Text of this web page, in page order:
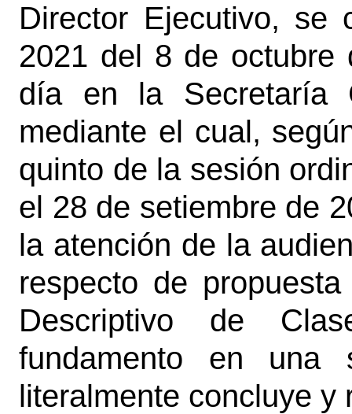
Director Ejecutivo, se
2021 del 8 de octubre
día en la Secretaría
mediante el cual,
quinto de la sesión
el 28 de setiembre de
la atención de la
respecto de
Descriptivo de
fundamento en una
literalmente concluye y